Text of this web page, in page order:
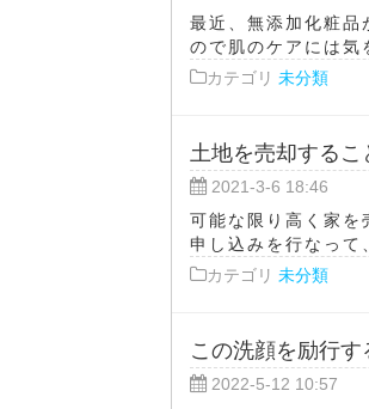
最近、無添加化粧品
ので肌のケアには気
カテゴリ 未分類
土地を売却する
2021-3-6 18:46
可能な限り高く家を
申し込みを行なって
カテゴリ 未分類
この洗顔を励行
2022-5-12 10:57